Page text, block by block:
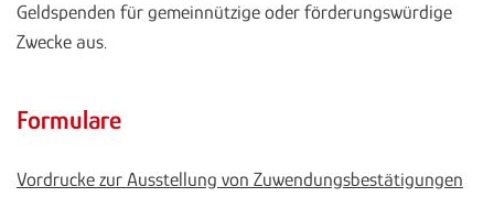
Geldspenden für gemeinnützige oder förderungswürdige
Zwecke aus.
Formulare
Vordrucke zur Ausstellung von Zuwendungsbestätigungen